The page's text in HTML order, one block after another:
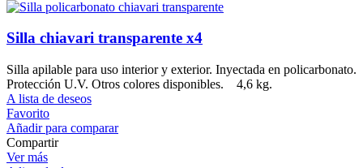
Silla chiavari transparente x4
Silla apilable para uso interior y exterior. Inyectada en policarbonato.
Protección U.V. Otros colores disponibles. 4,6 kg.
A lista de deseos
Favorito
Añadir para comparar
Compartir
Ver más